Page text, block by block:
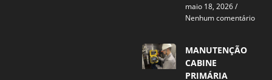
maio 18, 2026
Nenhum comentário
MANUTENÇÃO
CABINE
PRIMÁRIA